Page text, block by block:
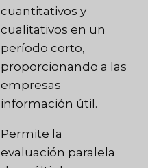
cuantitativos y
cualitativos en un
período corto,
proporcionando a las
empresas
información útil.
Permite la
evaluación paralela